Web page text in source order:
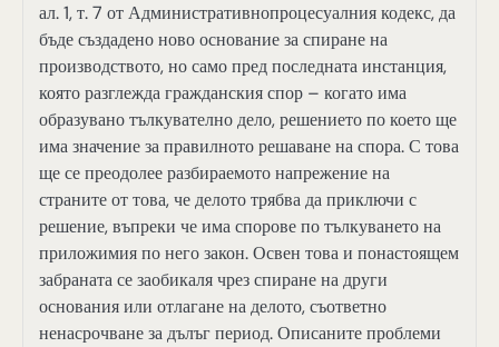
ал. 1, т. 7 от Административнопроцесуалния кодекс, да
бъде създадено ново основание за спиране на
производството, но само пред последната инстанция,
която разглежда гражданския спор – когато има
образувано тълкувателно дело, решението по което ще
има значение за правилното решаване на спора. С това
ще се преодолее разбираемото напрежение на
страните от това, че делото трябва да приключи с
решение, въпреки че има спорове по тълкуването на
приложимия по него закон. Освен това и понастоящем
забраната се заобикаля чрез спиране на други
основания или отлагане на делото, съответно
ненасрочване за дълъг период. Описаните проблеми